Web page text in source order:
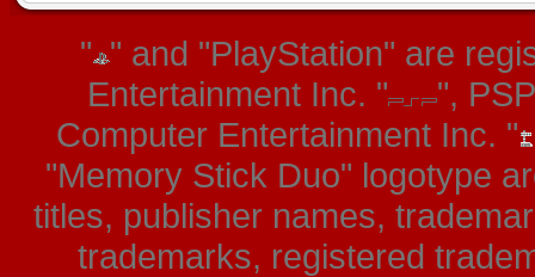
" " and "PlayStation" are
Entertainment Inc. "
",
Computer Entertainment Inc. "
"Memory Stick Duo" logotype
titles, publisher names,
trademarks, registered